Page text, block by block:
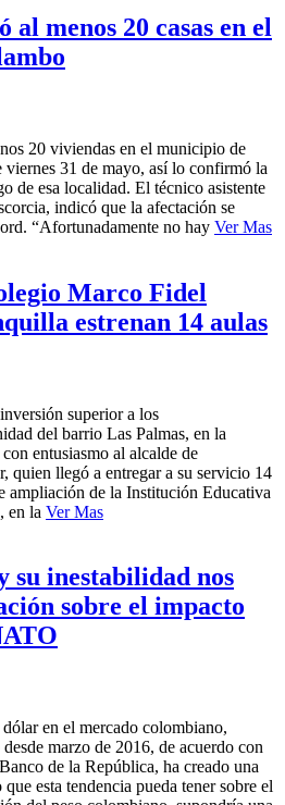
al menos 20 casas en el
20 viviendas en el municipio de
viernes 31 de mayo, así lo confirmó la
de esa localidad. El técnico asistente
indicó que la afectación se
“Afortunadamente no hay Ver Mas
Marco Fidel
estrenan 14 aulas
superior a los
del barrio Las Palmas, en la
entusiasmo al alcalde de
quien llegó a entregar a su servicio 14
ampliación de la Institución Educativa
en la Ver Mas
su inestabilidad nos
sobre el impacto
en el mercado colombiano,
marzo de 2016, de acuerdo con
de la República, ha creado una
esta tendencia pueda tener sobre el